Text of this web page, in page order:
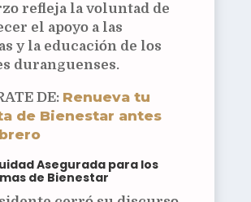
refleja la voluntad de
el apoyo a las
y la educación de los
duranguenses.
DE: Renueva tu
de Bienestar antes
Asegurada para los
de Bienestar